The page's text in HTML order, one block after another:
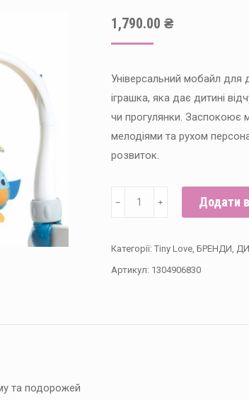
1,790.00 ₴
Універсальний мобайл
іграшка, яка дає дитині
чи прогулянки.
мелодіями та рухом
розвиток.
Мобайл
Галявина",
Tiny
﹣ ﹢ Додати
Категорії: Tiny Love, БРЕНДИ,
Артикул: 1304906830
та подорожей